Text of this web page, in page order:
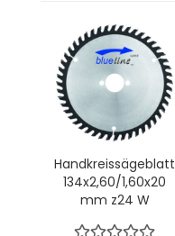
Handkreissägeblatt
134x2,60/1,60x20
mm z24 W